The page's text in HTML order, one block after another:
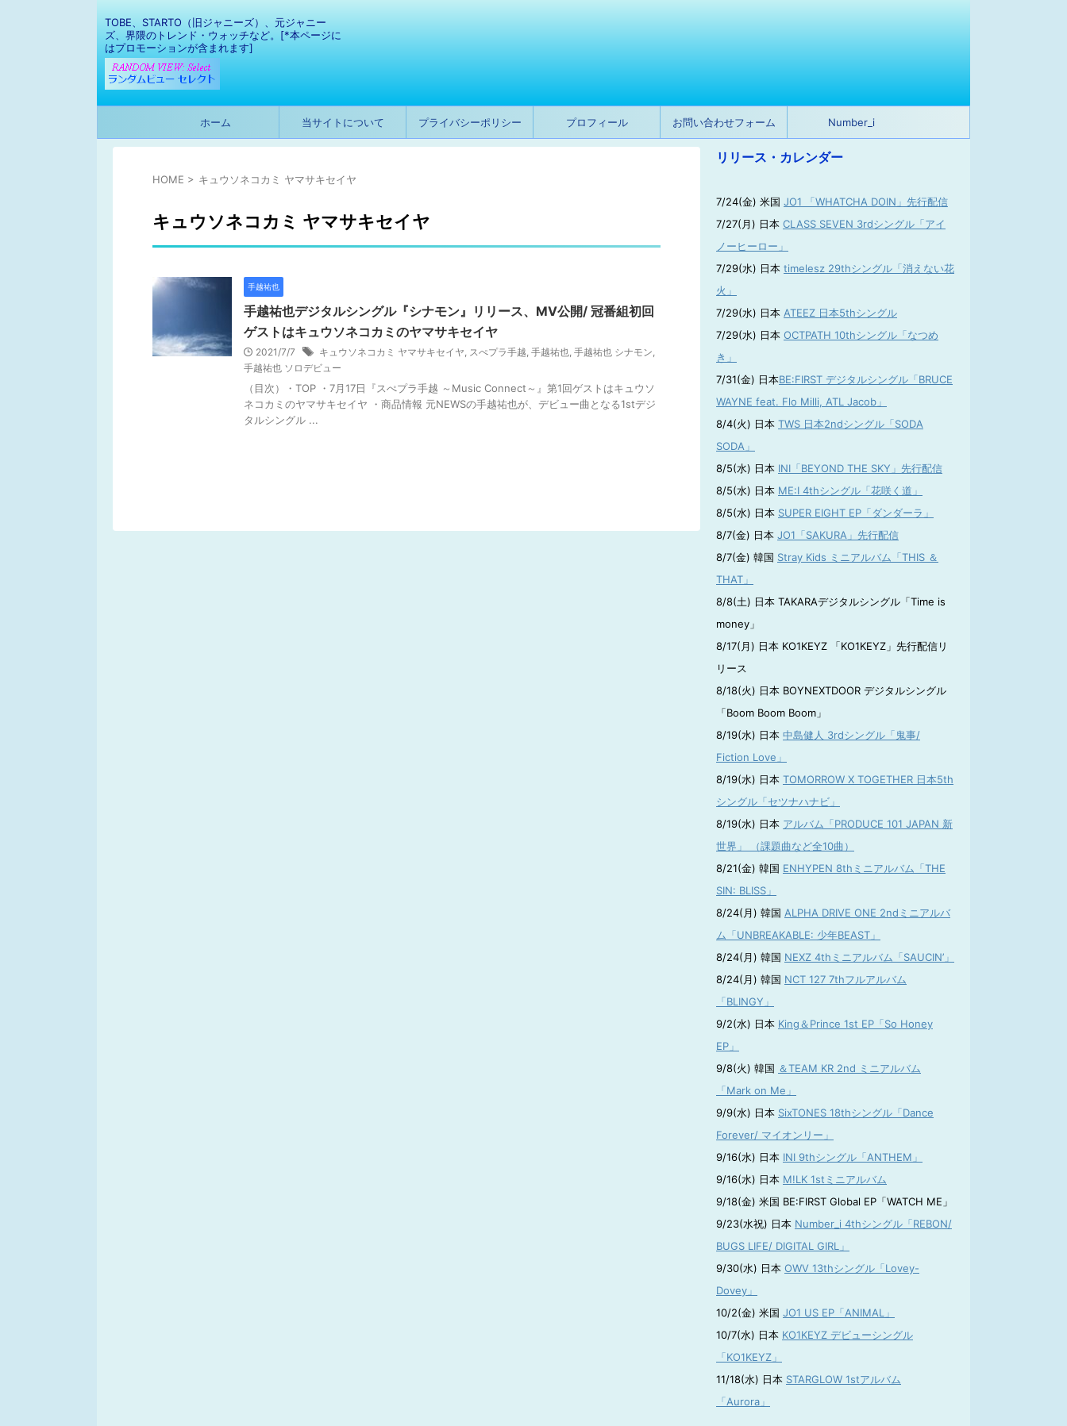
TOBE、STARTO（旧ジャニーズ）、元ジャニー
ズ、界隈のトレンド・ウォッチなど。[*本ページに
はプロモーションが含まれます]
ホーム 当サイトについて プライバシーポリシー プロフィール お問い合わせフォーム Number_i
HOME > キュウソネコカミ ヤマサキセイヤ
キュウソネコカミ ヤマサキセイヤ
手越祐也
手越祐也デジタルシングル『シナモン』リリース、MV公開/ 冠番組初回
ゲストはキュウソネコカミのヤマサキセイヤ
2021/7/7 キュウソネコカミ ヤマサキセイヤ, スぺプラ手越, 手越祐也, 手越祐也 シナモン,
手越祐也 ソロデビュー
（目次）・TOP ・7月17日『スぺプラ手越 ～Music Connect～』第1回ゲストはキュウソ
ネコカミのヤマサキセイヤ ・商品情報 元NEWSの手越祐也が、デビュー曲となる1stデジ
タルシングル ...
リリース・カレンダー
7/24(金) 米国 JO1 「WHATCHA DOIN」先行配信
7/27(月) 日本 CLASS SEVEN 3rdシングル「アイ
ノーヒーロー」
7/29(水) 日本 timelesz 29thシングル「消えない花
火」
7/29(水) 日本 ATEEZ 日本5thシングル
7/29(水) 日本 OCTPATH 10thシングル「なつめ
き」
7/31(金) 日本BE:FIRST デジタルシングル「BRUCE
WAYNE feat. Flo Milli, ATL Jacob」
8/4(火) 日本 TWS 日本2ndシングル「SODA
SODA」
8/5(水) 日本 INI「BEYOND THE SKY」先行配信
8/5(水) 日本 ME:I 4thシングル「花咲く道」
8/5(水) 日本 SUPER EIGHT EP「ダンダーラ」
8/7(金) 日本 JO1「SAKURA」先行配信
8/7(金) 韓国 Stray Kids ミニアルバム「THIS ＆
THAT」
8/8(土) 日本 TAKARAデジタルシングル「Time is
money」
8/17(月) 日本 KO1KEYZ 「KO1KEYZ」先行配信リ
リース
8/18(火) 日本 BOYNEXTDOOR デジタルシングル
「Boom Boom Boom」
8/19(水) 日本 中島健人 3rdシングル「鬼事/
Fiction Love」
8/19(水) 日本 TOMORROW X TOGETHER 日本5th
シングル「セツナハナビ」
8/19(水) 日本 アルバム「PRODUCE 101 JAPAN 新
世界」 （課題曲など全10曲）
8/21(金) 韓国 ENHYPEN 8thミニアルバム「THE
SIN: BLISS」
8/24(月) 韓国 ALPHA DRIVE ONE 2ndミニアルバ
ム「UNBREAKABLE: 少年BEAST」
8/24(月) 韓国 NEXZ 4thミニアルバム「SAUCIN’」
8/24(月) 韓国 NCT 127 7thフルアルバム
「BLINGY」
9/2(水) 日本 King＆Prince 1st EP「So Honey
EP」
9/8(火) 韓国 ＆TEAM KR 2nd ミニアルバム
「Mark on Me」
9/9(水) 日本 SixTONES 18thシングル「Dance
Forever/ マイオンリー」
9/16(水) 日本 INI 9thシングル「ANTHEM」
9/16(水) 日本 M!LK 1stミニアルバム
9/18(金) 米国 BE:FIRST Global EP「WATCH ME」
9/23(水祝) 日本 Number_i 4thシングル「REBON/
BUGS LIFE/ DIGITAL GIRL」
9/30(水) 日本 OWV 13thシングル「Lovey-
Dovey」
10/2(金) 米国 JO1 US EP「ANIMAL」
10/7(水) 日本 KO1KEYZ デビューシングル
「KO1KEYZ」
11/18(水) 日本 STARGLOW 1stアルバム
「Aurora」